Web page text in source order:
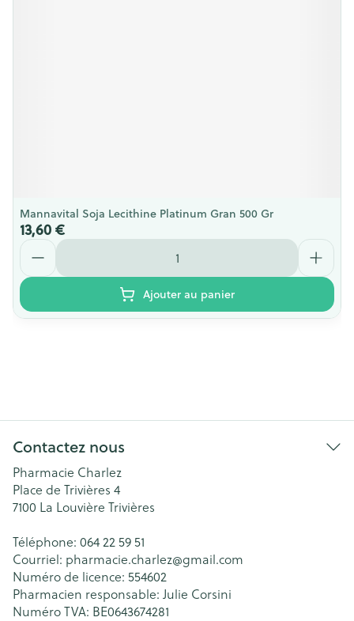
Mannavital Soja Lecithine Platinum Gran 500 Gr
13,60 €
Quantité
Ajouter au panier
Contactez nous
Pharmacie Charlez
Place de Trivières 4
7100 La Louvière Trivières
Téléphone: 064 22 59 51
Courriel: pharmacie.charlez@gmail.com
Numéro de licence: 554602
Pharmacien responsable: Julie Corsini
Numéro TVA: BE0643674281